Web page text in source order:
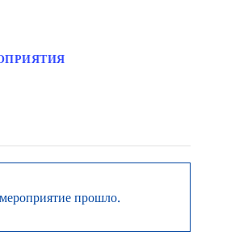
прошло.